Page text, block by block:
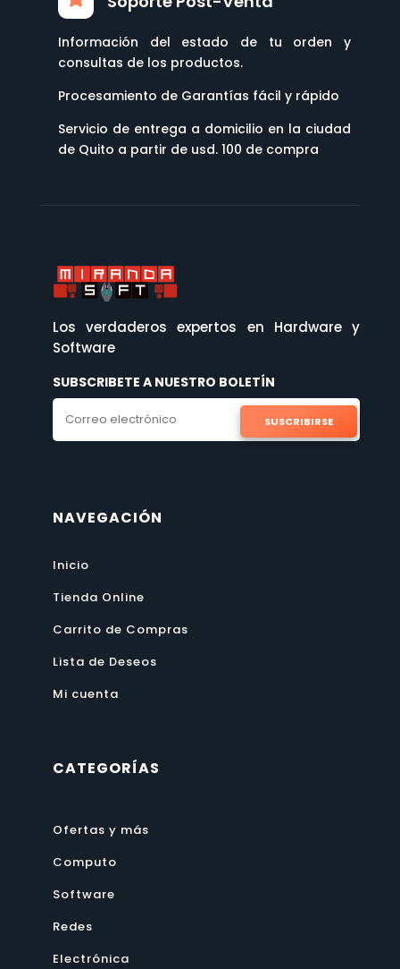
Información del estado de tu orden y
consultas de los productos.
Procesamiento de Garantías fácil y rápido
Servicio de entrega a domicilio en la ciudad
de Quito a partir de usd. 100 de compra
Los verdaderos expertos en Hardware y
Software
SUBSCRIBETE A NUESTRO BOLETÍN
NAVEGACIÓN
CATEGORÍAS
Ofertas y más
Electrónica